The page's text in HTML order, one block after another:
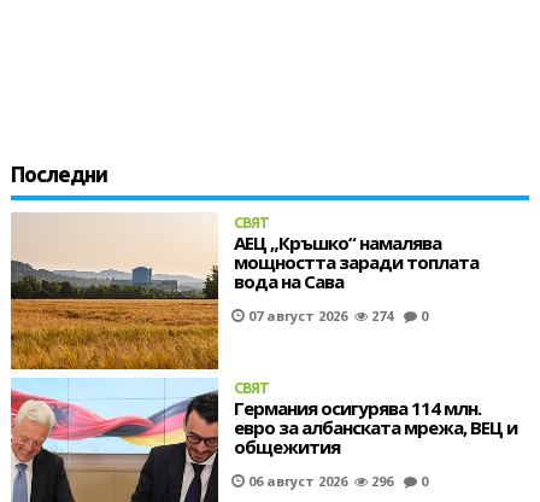
Последни
СВЯТ
АЕЦ „Кръшко“ намалява
мощността заради топлата
вода на Сава
07 август 2026 274 0
СВЯТ
Германия осигурява 114 млн.
евро за албанската мрежа, ВЕЦ и
общежития
06 август 2026 296 0